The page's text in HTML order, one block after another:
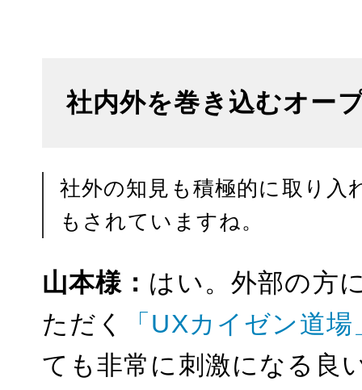
社内外を巻き込むオー
社外の知見も積極的に取り
もされていますね。
山本様： はい。外部の方
ただく
「UXカイゼン道場
ても非常に刺激になる良